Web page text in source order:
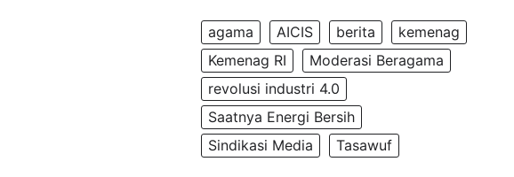
agama AICIS berita
kemenag
Kemenag RI
Moderasi Beragama
revolusi industri 4.0
Saatnya Energi Bersih
Sindikasi Media
Tasawuf